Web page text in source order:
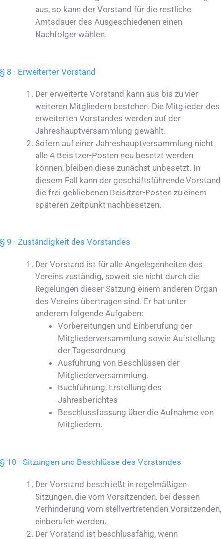
aus, so kann der Vorstand für die restliche
Amtsdauer des Ausgeschiedenen einen
Nachfolger wählen.
§ 8 · Erweiterter Vorstand
Der erweiterte Vorstand kann aus bis zu vier
weiteren Mitgliedern bestehen. Die Mitglieder des
erweiterten Vorstandes werden auf der
Jahreshauptversammlung gewählt.
Sofern auf einer Jahreshauptversammlung nicht
alle 4 Beisitzer-Posten neu besetzt werden
können, bleiben diese zunächst unbesetzt. In
diesem Fall kann der geschäftsführende Vorstand
die frei gebliebenen Beisitzer-Posten zu einem
späteren Zeitpunkt nachbesetzen.
§ 9 · Zuständigkeit des Vorstandes
Der Vorstand ist für alle Angelegenheiten des
Vereins zuständig, soweit sie nicht durch die
Regelungen dieser Satzung einem anderen Organ
des Vereins übertragen sind. Er hat unter
anderem folgende Aufgaben:
Vorbereitungen und Einberufung der
Mitgliederversammlung sowie Aufstellung
der Tagesordnung
Ausführung von Beschlüssen der
Mitgliederversammlung.
Buchführung, Erstellung des
Jahresberichtes
Beschlussfassung über die Aufnahme von
Mitgliedern.
§ 10 · Sitzungen und Beschlüsse des Vorstandes
Der Vorstand beschließt in regelmäßigen
Sitzungen, die vom Vorsitzenden, bei dessen
Verhinderung vom stellvertretenden Vorsitzenden,
einberufen werden.
Der Vorstand ist beschlussfähig, wenn